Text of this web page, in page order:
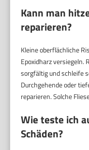
Kann man
reparieren?
Kleine oberflächliche
Epoxidharz versiegeln.
sorgfältig und schleife
Durchgehende oder
reparieren. Solche
Wie teste ich
Schäden?